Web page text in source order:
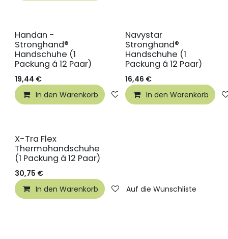
Handan -
Stronghand®
Handschuhe (1
Packung á 12 Paar)
19,44 €
In den Warenkorb
Auf die Wunschliste
Navystar
Stronghand®
Handschuhe (1
Packung á 12 Paar)
16,46 €
In den Warenkorb
X-Tra Flex
Thermohandschuhe
(1 Packung á 12 Paar)
30,75 €
In den Warenkorb
Auf die Wunschliste